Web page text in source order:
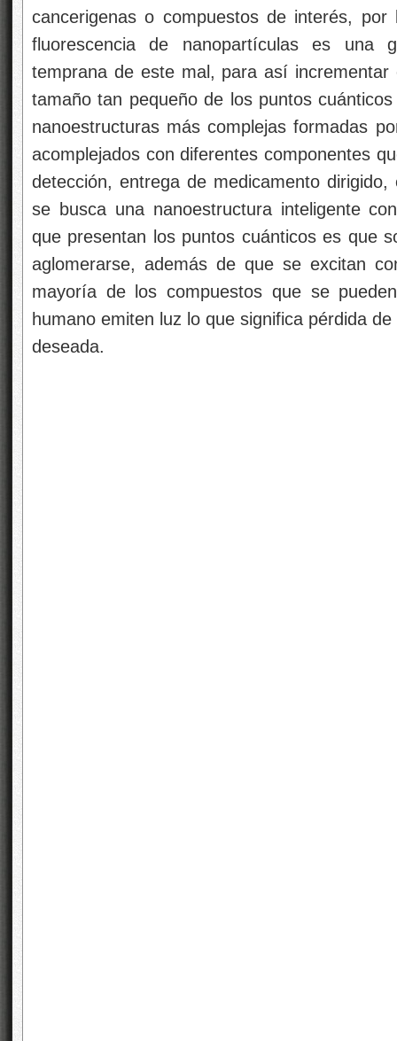
cancerigenas o compuestos de interés,
fluorescencia de nanopartículas es una
temprana de este mal, para así
tamaño tan pequeño de los puntos
nanoestructuras más complejas formadas
acomplejados con diferentes componentes
detección, entrega de medicamento
se busca una nanoestructura inteligente
que presentan los puntos cuánticos es que
aglomerarse, además de que se excitan
mayoría de los compuestos que se
humano emiten luz lo que significa pérdida
deseada.